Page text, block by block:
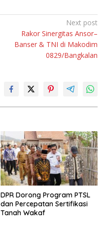
Next post
Rakor Sinergitas Ansor–
Banser & TNI di Makodim
0829/Bangkalan
DPR Dorong Program PTSL
dan Percepatan Sertifikasi
Tanah Wakaf